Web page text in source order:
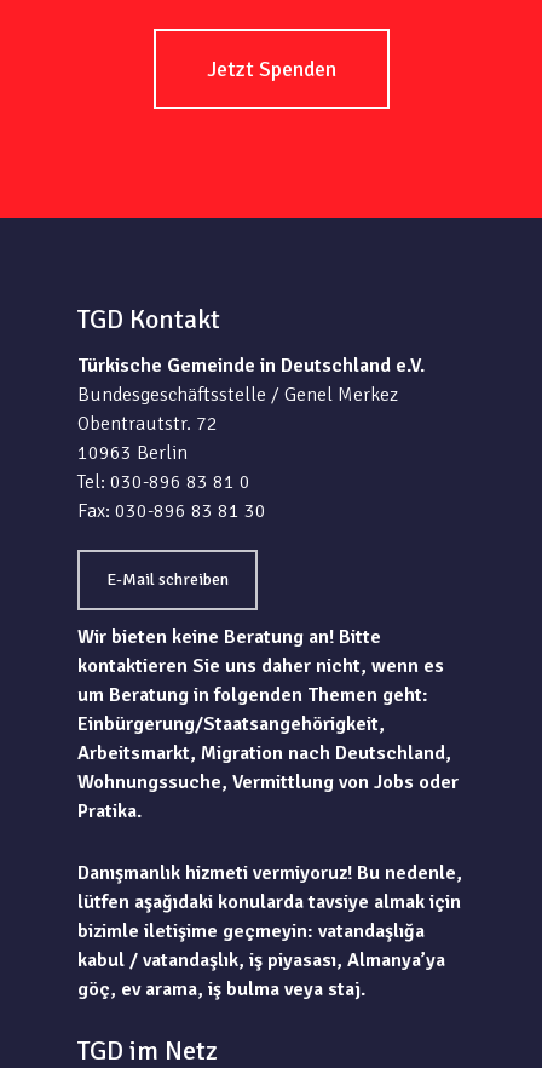
Jetzt Spenden
TGD Kontakt
Türkische Gemeinde in Deutschland e.V.
Bundesgeschäftsstelle / Genel Merkez
Obentrautstr. 72
10963 Berlin
Tel: 030-896 83 81 0
Fax: 030-896 83 81 30
E-Mail schreiben
Wir bieten keine Beratung an! Bitte
kontaktieren Sie uns daher nicht, wenn es
um Beratung in folgenden Themen geht:
Einbürgerung/Staatsangehörigkeit,
Arbeitsmarkt, Migration nach Deutschland,
Wohnungssuche, Vermittlung von Jobs oder
Pratika.
Danışmanlık hizmeti vermiyoruz! Bu nedenle,
lütfen aşağıdaki konularda tavsiye almak için
bizimle iletişime geçmeyin: vatandaşlığa
kabul / vatandaşlık, iş piyasası, Almanya’ya
göç, ev arama, iş bulma veya staj.
TGD im Netz